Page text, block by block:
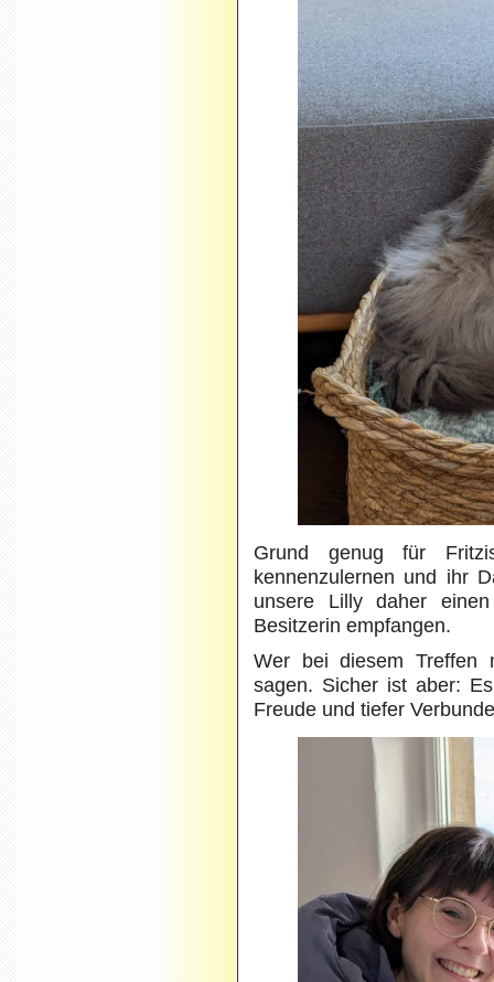
Grund genug für
kennenzulernen und ihr
unsere Lilly daher
Besitzerin empfangen.
Wer bei diesem Treffen
sagen. Sicher ist aber:
Freude und tiefer